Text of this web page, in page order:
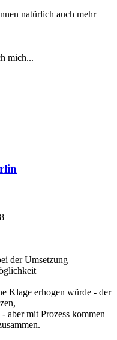
natürlich auch mehr
mich...
der Umsetzung
Klage erhogen würde - der
aber mit Prozess kommen